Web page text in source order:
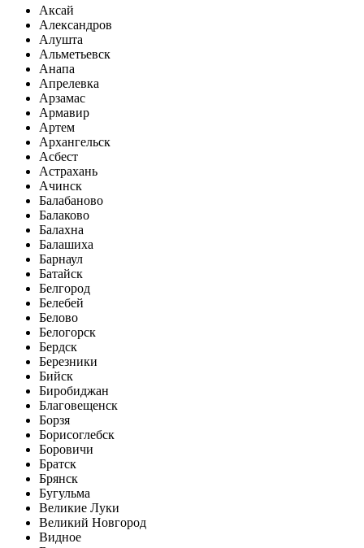
Аксай
Александров
Алушта
Альметьевск
Анапа
Апрелевка
Арзамас
Армавир
Артем
Архангельск
Асбест
Астрахань
Ачинск
Балабаново
Балаково
Балахна
Балашиха
Барнаул
Батайск
Белгород
Белебей
Белово
Белогорск
Бердск
Березники
Бийск
Биробиджан
Благовещенск
Борзя
Борисоглебск
Боровичи
Братск
Брянск
Бугульма
Великие Луки
Великий Новгород
Видное